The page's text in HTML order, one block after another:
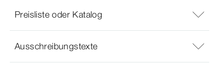
Preisliste oder Katalog
Ausschreibungstexte